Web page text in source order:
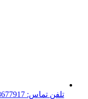
تلفن تماس: 02188677917